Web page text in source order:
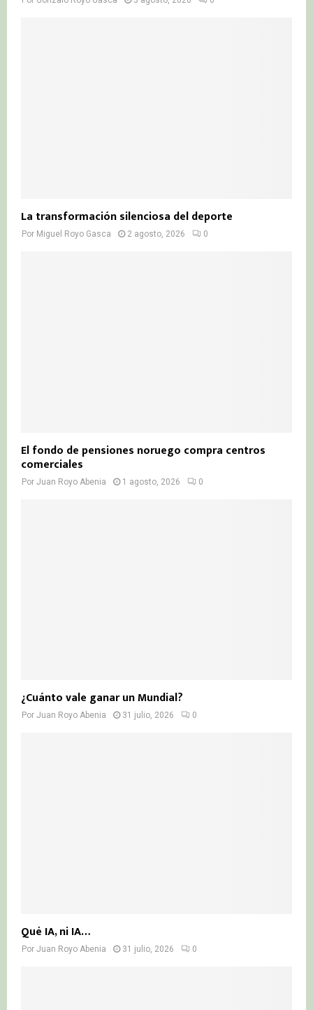
La transformación silenciosa del deporte
Por Miguel Royo Gasca 2 agosto, 2026 0
El fondo de pensiones noruego compra centros
comerciales
Por Juan Royo Abenia 1 agosto, 2026 0
¿Cuánto vale ganar un Mundial?
Por Juan Royo Abenia 31 julio, 2026 0
Qué IA, ni IA…
Por Juan Royo Abenia 31 julio, 2026 0